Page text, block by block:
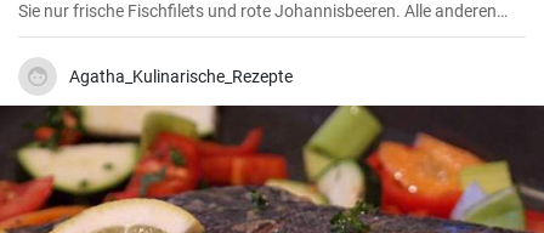
Sie nur frische Fischfilets und rote Johannisbeeren. Alle anderen
Zutaten für dieses Rezept sind in jeder Küche zu finden.
Agatha_Kulinarische_Rezepte